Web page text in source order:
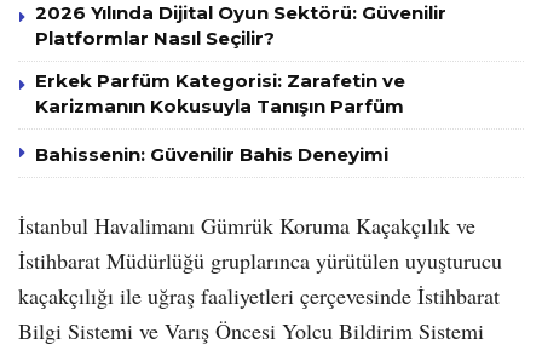
2026 Yılında Dijital Oyun Sektörü: Güvenilir
Platformlar Nasıl Seçilir?
Erkek Parfüm Kategorisi: Zarafetin ve
Karizmanın Kokusuyla Tanışın Parfüm
Bahissenin: Güvenilir Bahis Deneyimi
İstanbul Havalimanı Gümrük Koruma Kaçakçılık ve
İstihbarat Müdürlüğü gruplarınca yürütülen uyuşturucu
kaçakçılığı ile uğraş faaliyetleri çerçevesinde İstihbarat
Bilgi Sistemi ve Varış Öncesi Yolcu Bildirim Sistemi